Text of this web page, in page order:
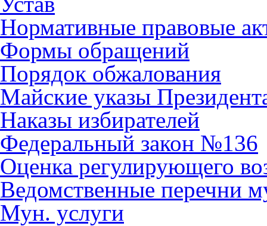
Нормативные правовые
Формы обращений
Порядок обжалования
Майские указы
Наказы избирателей
Федеральный закон №136
Оценка регулирующего
Ведомственные перечни
Мун. услуги